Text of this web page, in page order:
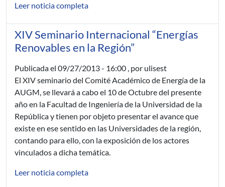
Leer noticia completa
XIV Seminario Internacional “Energías
Renovables en la Región”
Publicada el 09/27/2013 - 16:00 , por ulisest
El XIV seminario del Comité Académico de Energía de la
AUGM, se llevará a cabo el 10 de Octubre del presente
año en la Facultad de Ingeniería de la Universidad de la
República y tienen por objeto presentar el avance que
existe en ese sentido en las Universidades de la región,
contando para ello, con la exposición de los actores
vinculados a dicha temática.
Leer noticia completa